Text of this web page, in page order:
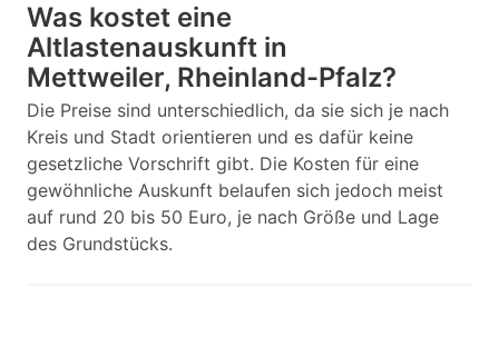
Was kostet eine
Altlastenauskunft in
Mettweiler, Rheinland-Pfalz?
Die Preise sind unterschiedlich, da sie sich je nach
Kreis und Stadt orientieren und es dafür keine
gesetzliche Vorschrift gibt. Die Kosten für eine
gewöhnliche Auskunft belaufen sich jedoch meist
auf rund 20 bis 50 Euro, je nach Größe und Lage
des Grundstücks.